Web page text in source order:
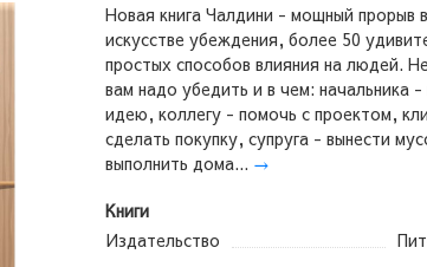
Новая книга Чалдини - мощный прорыв
искусстве убеждения, более 50
простых способов влияния на людей.
вам надо убедить и в чем: начальника
идею, коллегу - помочь с проектом,
сделать покупку, супруга - вынести
выполнить дома... →
Книги
Издательство